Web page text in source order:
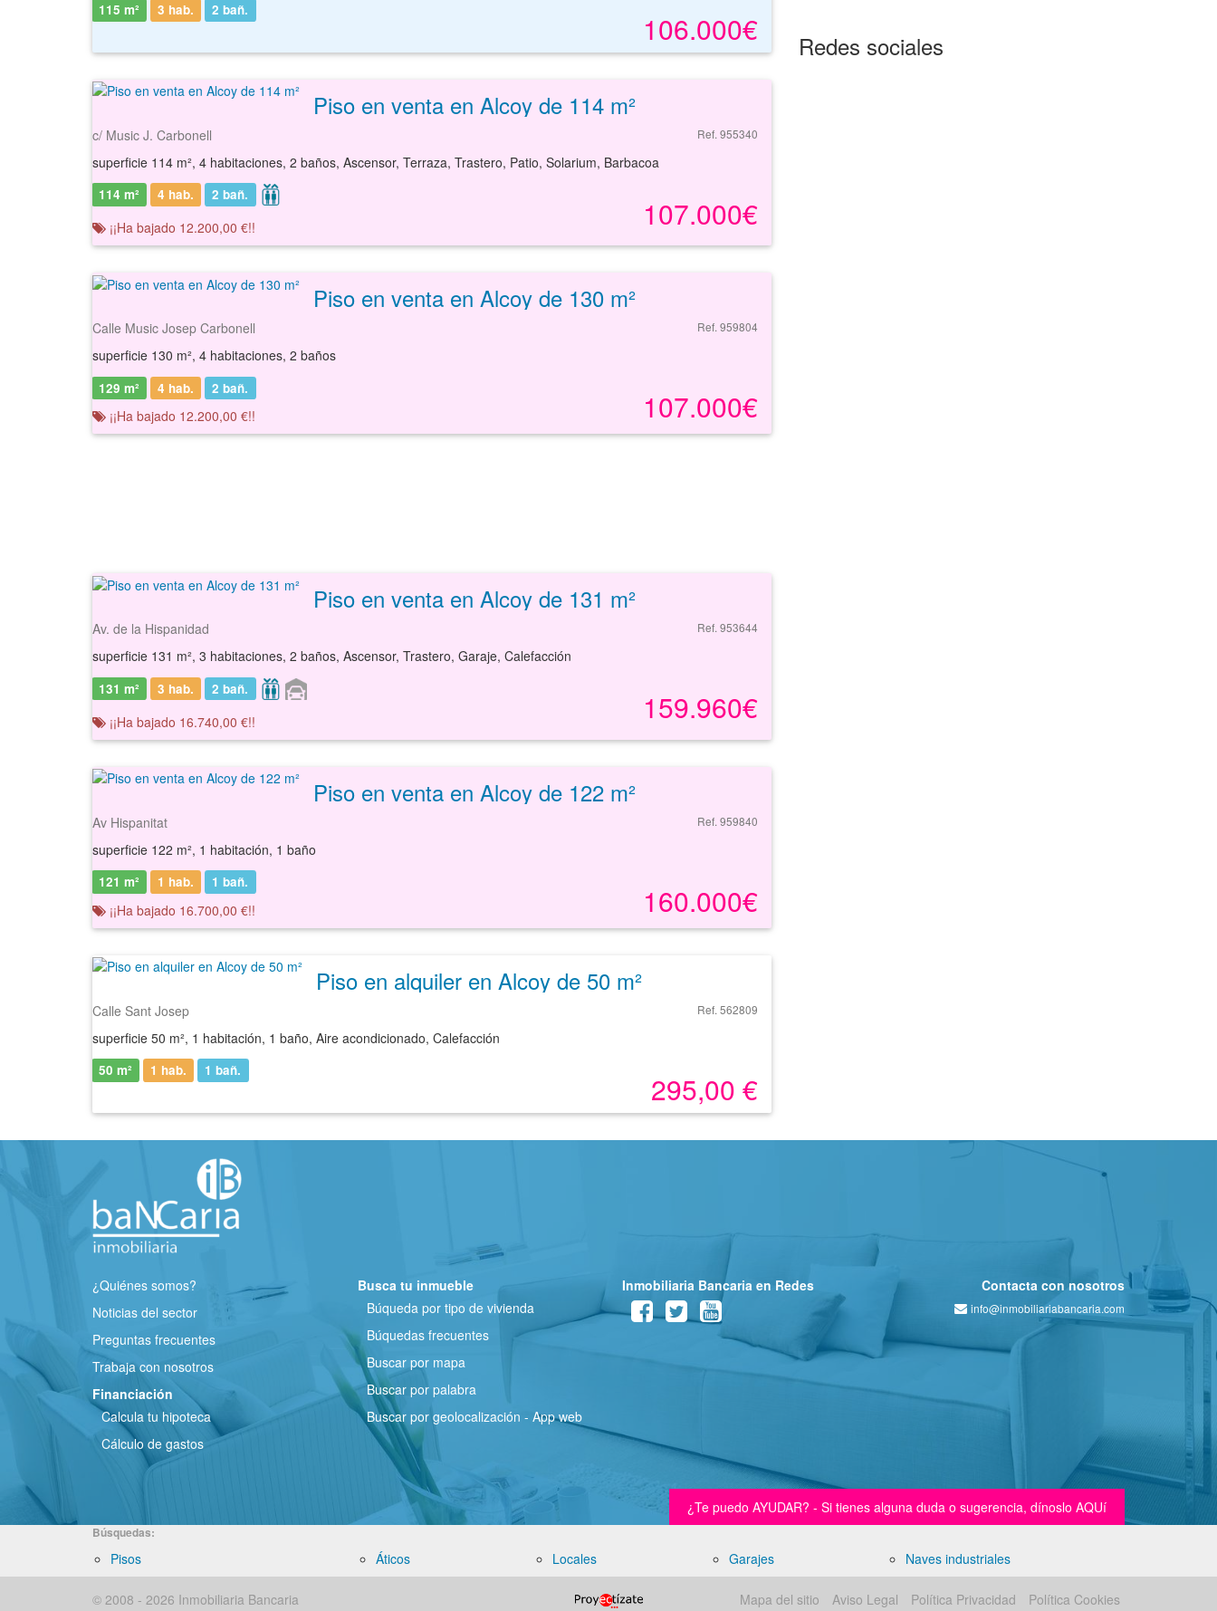
106.000€
115 m² 3 hab. 2 bañ.
Piso en venta en Alcoy de 114 m²
c/ Music J. Carbonell Ref. 955340
superficie 114 m², 4 habitaciones, 2 baños, Ascensor, Terraza, Trastero, Patio, Solarium, Barbacoa
107.000€
114 m² 4 hab. 2 bañ.
¡¡Ha bajado 12.200,00 €!!
Piso en venta en Alcoy de 130 m²
Calle Music Josep Carbonell Ref. 959804
superficie 130 m², 4 habitaciones, 2 baños
107.000€
129 m² 4 hab. 2 bañ.
¡¡Ha bajado 12.200,00 €!!
Piso en venta en Alcoy de 131 m²
Av. de la Hispanidad Ref. 953644
superficie 131 m², 3 habitaciones, 2 baños, Ascensor, Trastero, Garaje, Calefacción
159.960€
131 m² 3 hab. 2 bañ.
¡¡Ha bajado 16.740,00 €!!
Piso en venta en Alcoy de 122 m²
Av Hispanitat Ref. 959840
superficie 122 m², 1 habitación, 1 baño
160.000€
121 m² 1 hab. 1 bañ.
¡¡Ha bajado 16.700,00 €!!
Piso en alquiler en Alcoy de 50 m²
Calle Sant Josep Ref. 562809
superficie 50 m², 1 habitación, 1 baño, Aire acondicionado, Calefacción
295,00 €
50 m² 1 hab. 1 bañ.
Redes sociales
¿Quiénes somos?
Noticias del sector
Preguntas frecuentes
Trabaja con nosotros
Financiación
Calcula tu hipoteca
Cálculo de gastos
Busca tu inmueble
Búqueda por tipo de vivienda
Búquedas frecuentes
Buscar por mapa
Buscar por palabra
Buscar por geolocalización - App web
Inmobiliaria Bancaria en Redes Contacta con nosotros
info@inmobiliariabancaria.com
¿Te puedo AYUDAR? - Si tienes alguna duda o sugerencia, dínoslo AQUí
Búsquedas:
Pisos Áticos Locales Garajes Naves industriales
© 2008 - 2026 Inmobiliaria Bancaria Mapa del sitio Aviso Legal Política Privacidad Política Cookies